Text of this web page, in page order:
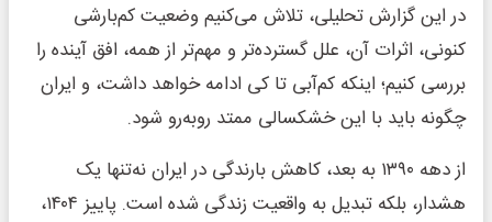
در این گزارش تحلیلی، تلاش می‌کنیم وضعیت کم‌بارشی
کنونی، اثرات آن، علل گسترده‌تر و مهم‌تر از همه، افق آینده را
بررسی کنیم؛ اینکه کم‌آبی تا کی ادامه خواهد داشت، و ایران
چگونه باید با این خشکسالی ممتد روبه‌رو شود.
از دهه ۱۳۹۰ به بعد، کاهش بارندگی در ایران نه‌تنها یک
هشدار، بلکه تبدیل به واقعیت زندگی شده است. پاییز ۱۴۰۴،